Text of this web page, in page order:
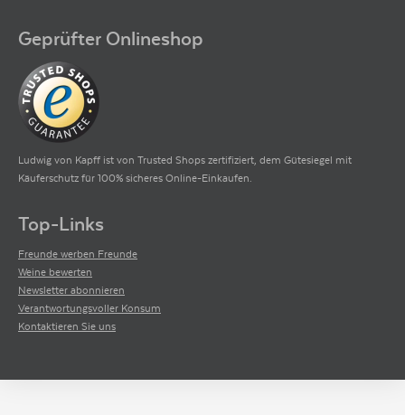
Geprüfter Onlineshop
Ludwig von Kapff ist von Trusted Shops zertifiziert, dem Gütesiegel mit
Käuferschutz für 100% sicheres Online-Einkaufen.
Top-Links
Freunde werben Freunde
Weine bewerten
Newsletter abonnieren
Verantwortungsvoller Konsum
Kontaktieren Sie uns